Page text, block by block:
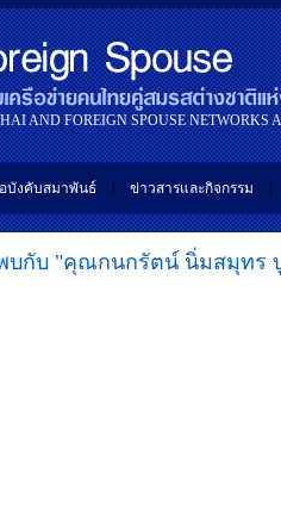
AND FOREIGN SPOUSE NETWORKS
บังคับสมาพันธ์ ข่าวสารและกิจกรรม
บกับ "คุณกนกรัตน์ นิ่มสมุทร บู